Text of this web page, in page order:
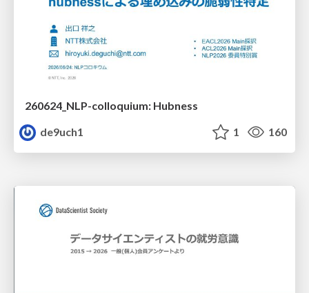
260624_NLP-colloquium: Hubness
de9uch1
1 160